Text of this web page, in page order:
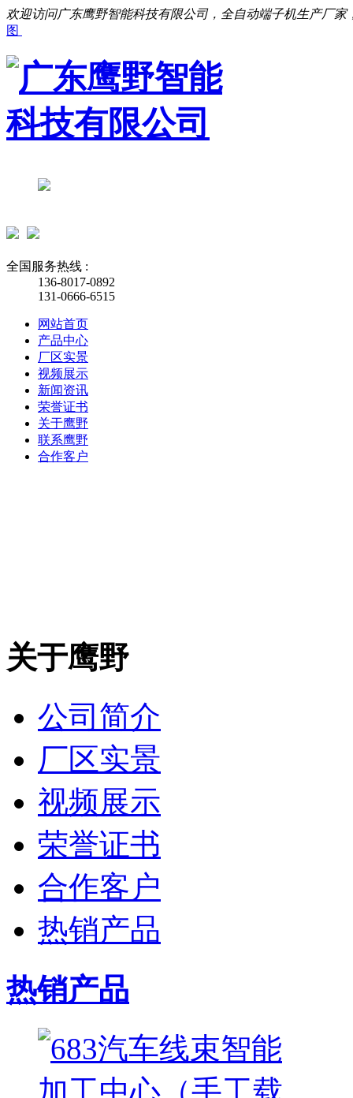
欢迎访问广东鹰野智能科技有限公司，全自动端子机生产厂家
图
全国服务热线 :
136-8017-0892
131-0666-6515
网站首页
产品中心
厂区实景
视频展示
新闻资讯
荣誉证书
关于鹰野
联系鹰野
合作客户
关于鹰野
公司简介
厂区实景
视频展示
荣誉证书
合作客户
热销产品
热销产品